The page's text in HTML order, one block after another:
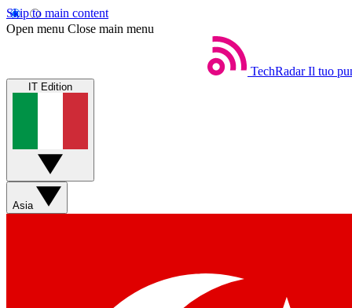
Skip to main content
Open menu Close main menu
TechRadar Il tuo
IT Edition
Asia